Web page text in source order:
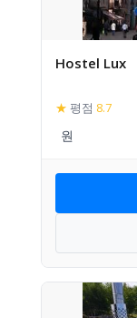
Hostel Lux
★ 평점 8.7